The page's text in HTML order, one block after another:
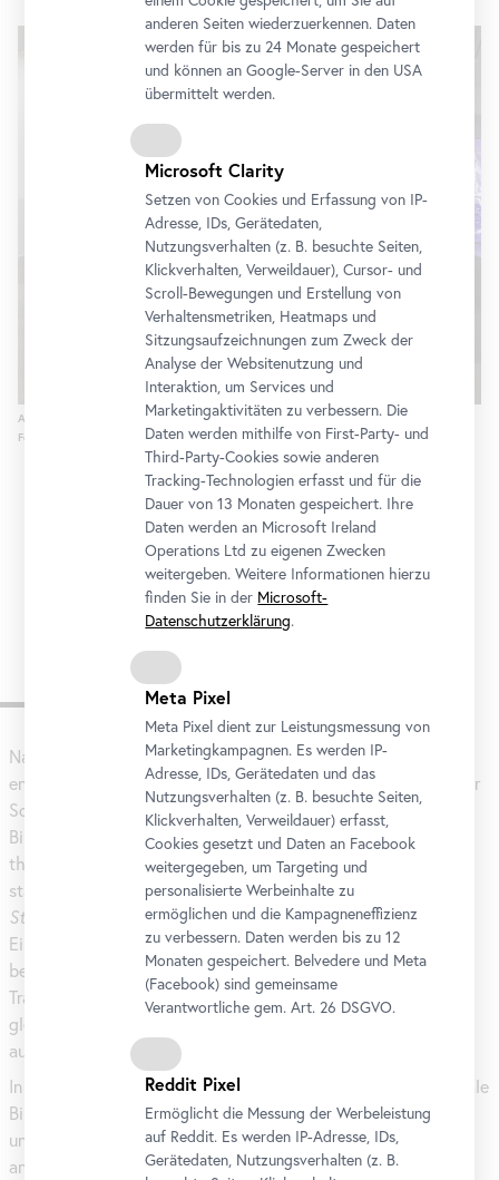
Ausstellungsansicht "Miao Ying.Come,Sit,Stay", Belvedere 21
Foto: Johannes Stoll / Belvedere, Wien
Zur Ausstellung
Nach künstlerischen Ausbildungen in China und den USA
entwickelt Miao Ying ein kritisches, oft ironisches Werk an der
Schnittstelle von Technologie, Ideologie und digitalen
Bildwelten. Ihre Installationen, Videos und Gemälde
thematisieren die Mechanismen digitaler Überwachung,
staatlicher Kontrolle und medialer Manipulation.
Stay
, der an Hundebefehle angelehnte Titel ihrer
Einzelausstellung im Belvedere 21, verweist auf Miao Yings
bewusste Gegenüberstellung von Hundeerziehung und KI-
Training durch den Menschen: Klar definierte Befehle steuern
gleichermaßen Lernen und Kontrolle – sowohl bei Hunden als
auch bei künstlicher Intelligenz.
In ihren jüngsten Arbeiten setzt Miao Ying KI-generierte digitale
Bilder ein, die sie mithilfe generativer neuronaler Netzwerke
unter festgelegten Parametern erzeugt und anschließend in
analoge, malerische Formate überführt. So verschränkt sie
anderen Seiten wiederzuerkennen. Daten
werden für bis zu 24 Monate gespeichert
und können an Google-Server in den USA
übermittelt werden.
Microsoft Clarity
Setzen von Cookies und Erfassung von IP-
Adresse, IDs, Gerätedaten,
Nutzungsverhalten (z. B. besuchte Seiten,
Klickverhalten, Verweildauer), Cursor- und
Scroll-Bewegungen und Erstellung von
Verhaltensmetriken, Heatmaps und
Sitzungsaufzeichnungen zum Zweck der
Analyse der Websitenutzung und
Interaktion, um Services und
Marketingaktivitäten zu verbessern. Die
Daten werden mithilfe von First-Party- und
Third-Party-Cookies sowie anderen
Tracking-Technologien erfasst und für die
Dauer von 13 Monaten gespeichert. Ihre
Daten werden an Microsoft Ireland
Operations Ltd zu eigenen Zwecken
weitergeben. Weitere Informationen hierzu
finden Sie in der Microsoft-
Datenschutzerklärung.
Meta Pixel
Meta Pixel dient zur Leistungsmessung von
Marketingkampagnen. Es werden IP-
Adresse, IDs, Gerätedaten und das
Nutzungsverhalten (z. B. besuchte Seiten,
Klickverhalten, Verweildauer) erfasst,
Cookies gesetzt und Daten an Facebook
weitergegeben, um Targeting und
personalisierte Werbeinhalte zu
ermöglichen und die Kampagneneffizienz
zu verbessern. Daten werden bis zu 12
Monaten gespeichert. Belvedere und Meta
(Facebook) sind gemeinsame
Verantwortliche gem.Art. 26 DSGVO.
Reddit Pixel
Ermöglicht die Messung der Werbeleistung
auf Reddit. Es werden IP-Adresse, IDs,
Gerätedaten, Nutzungsverhalten (z. B.